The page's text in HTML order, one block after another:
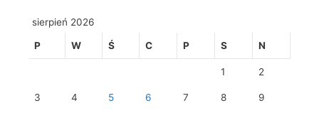
sierpień 2026
P W Ś C P S N
1 2
3 4 5 6 7 8 9